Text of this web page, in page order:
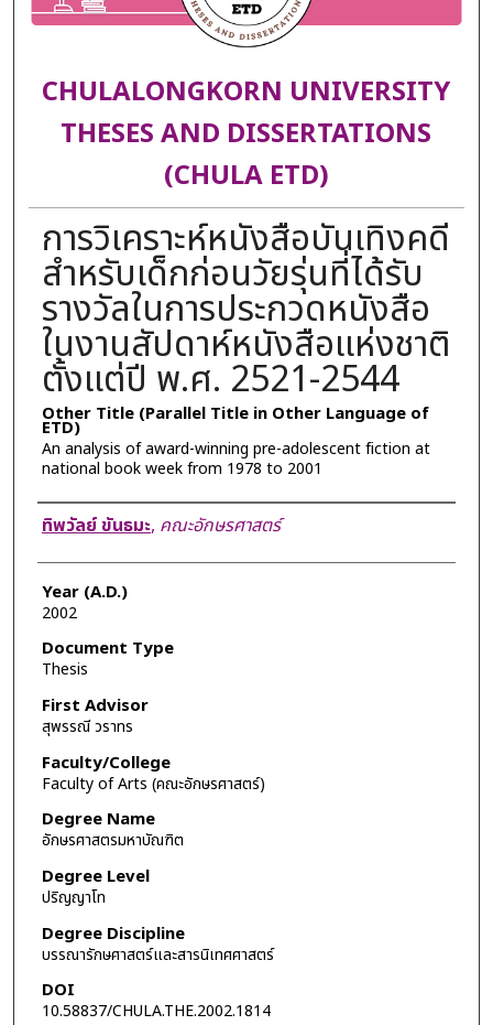
CHULALONGKORN UNIVERSITY
THESES AND DISSERTATIONS
(CHULA ETD)
การวิเคราะห์หนังสือบันเทิงคดี
สำหรับเด็กก่อนวัยรุ่นที่ได้รับ
รางวัลในการประกวดหนังสือ
ในงานสัปดาห์หนังสือแห่งชาติ
ตั้งแต่ปี พ.ศ. 2521-2544
Other Title (Parallel Title in Other Language of
ETD)
An analysis of award-winning pre-adolescent fiction at
national book week from 1978 to 2001
Author
ทิพวัลย์ ขันธมะ, คณะอักษรศาสตร์
Year (A.D.)
2002
Document Type
Thesis
First Advisor
สุพรรณี วราทร
Faculty/College
Faculty of Arts (คณะอักษรศาสตร์)
Degree Name
อักษรศาสตรมหาบัณฑิต
Degree Level
ปริญญาโท
Degree Discipline
บรรณารักษศาสตร์และสารนิเทศศาสตร์
DOI
10.58837/CHULA.THE.2002.1814